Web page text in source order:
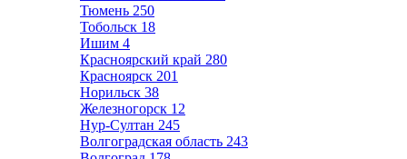
Тюмень 250
Тобольск 18
Ишим 4
Красноярский край 280
Красноярск 201
Норильск 38
Железногорск 12
Нур-Султан 245
Волгоградская область 243